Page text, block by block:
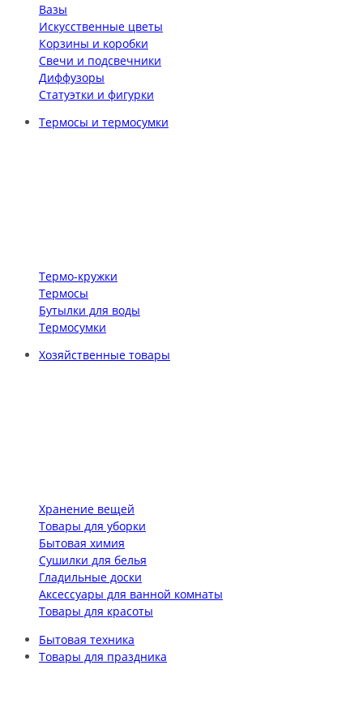
Вазы
Искусственные цветы
Корзины и коробки
Свечи и подсвечники
Диффузоры
Статуэтки и фигурки
Термосы и термосумки
Термо-кружки
Термосы
Бутылки для воды
Термосумки
Хозяйственные товары
Хранение вещей
Товары для уборки
Бытовая химия
Сушилки для белья
Гладильные доски
Аксессуары для ванной комнаты
Товары для красоты
Бытовая техника
Товары для праздника